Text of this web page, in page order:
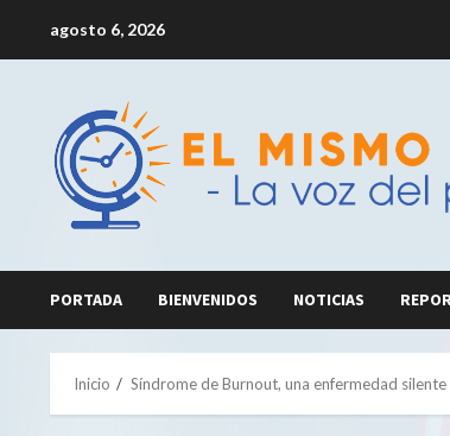
agosto 6, 2026
PORTADA BIENVENIDOS NOTICIAS
Inicio Síndrome de Burnout, una enfermedad